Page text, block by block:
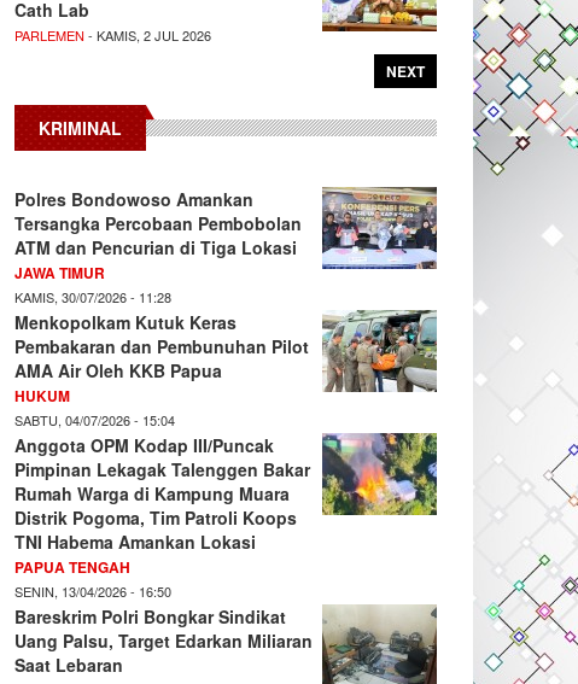
Cath Lab
PARLEMEN - KAMIS, 2 JUL 2026
NEXT
KRIMINAL
Polres Bondowoso Amankan
Tersangka Percobaan Pembobolan
ATM dan Pencurian di Tiga Lokasi
JAWA TIMUR
KAMIS, 30/07/2026 - 11:28
Menkopolkam Kutuk Keras
Pembakaran dan Pembunuhan Pilot
AMA Air Oleh KKB Papua
HUKUM
SABTU, 04/07/2026 - 15:04
Anggota OPM Kodap III/Puncak
Pimpinan Lekagak Talenggen Bakar
Rumah Warga di Kampung Muara
Distrik Pogoma, Tim Patroli Koops
TNI Habema Amankan Lokasi
PAPUA TENGAH
SENIN, 13/04/2026 - 16:50
Bareskrim Polri Bongkar Sindikat
Uang Palsu, Target Edarkan Miliaran
Saat Lebaran